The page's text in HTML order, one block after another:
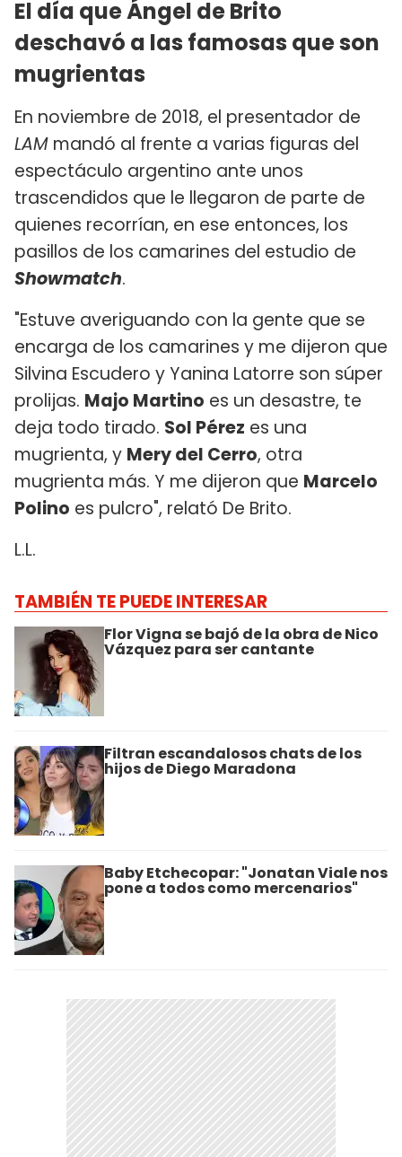
El día que Ángel de Brito
deschavó a las famosas que son
mugrientas
En noviembre de 2018, el presentador de
LAM mandó al frente a varias figuras del
espectáculo argentino ante unos
trascendidos que le llegaron de parte de
quienes recorrían, en ese entonces, los
pasillos de los camarines del estudio de
Showmatch.
"Estuve averiguando con la gente que se
encarga de los camarines y me dijeron que
Silvina Escudero y Yanina Latorre son súper
prolijas. Majo Martino es un desastre, te
deja todo tirado. Sol Pérez es una
mugrienta, y Mery del Cerro, otra
mugrienta más. Y me dijeron que Marcelo
Polino es pulcro", relató De Brito.
L.L.
TAMBIÉN TE PUEDE INTERESAR
Flor Vigna se bajó de la obra de Nico
Vázquez para ser cantante
Filtran escandalosos chats de los
hijos de Diego Maradona
Baby Etchecopar: "Jonatan Viale nos
pone a todos como mercenarios"